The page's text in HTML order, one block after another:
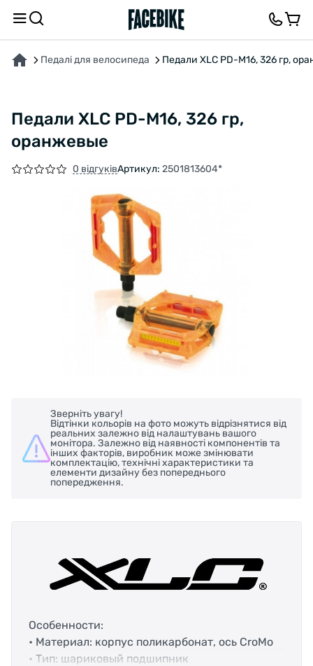
Педалі для велосипеда Педали XLC PD-M16, 326 гр,
Педали XLC PD-M16, 326 гр,
оранжевые
0 відгуківАртикул: 2501813604*
Зверніть увагу!
Відтінки кольорів на фото можуть відрізнятися від
реальних залежно від налаштувань вашого
монітора. Залежно від наявності компонентів та
інших факторів, виробник може змінювати
комплектацію, технічні характеристики та
елементи дизайну без попереднього
попередження.
Особенности:
• Материал: корпус поликарбонат, ось CroMo
• Тип: шариковый подшипник
ПРО ТОВАР ХАРАКТЕРИСТИКИВІДГУКИ ТА ЗАПИТАННЯ